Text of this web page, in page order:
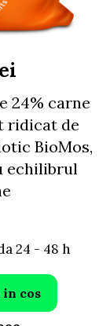
24% carne
ridicat de
BioMos,
echilibrul
24 - 48 h
in cos